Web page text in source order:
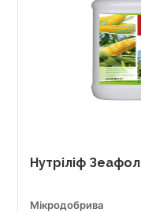
Нутріліф Зеафол
Мікродобрива